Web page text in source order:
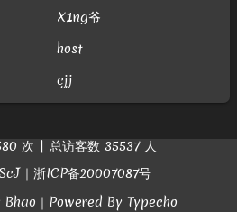
X1ng爷
host
cjj
次 | 总访客数 35537人
｜ 浙ICP备20007087号
Bhao ｜Powered By Typecho